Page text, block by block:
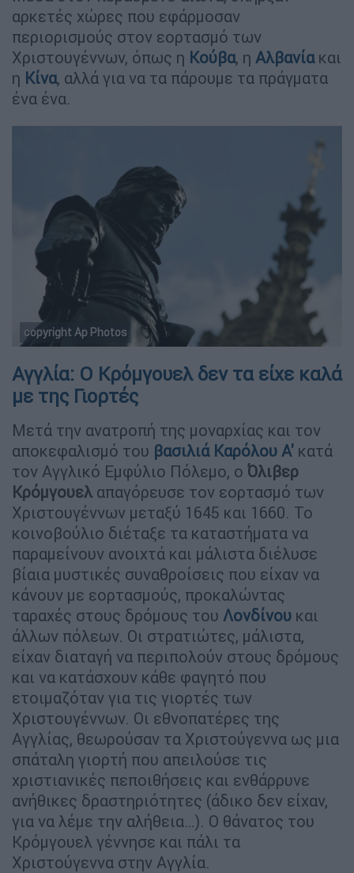
αρκετές χώρες που εφάρμοσαν
περιορισμούς στον εορτασμό των
Χριστουγέννων, όπως η Κούβα, η Αλβανία και
η Κίνα, αλλά για να τα πάρουμε τα πράγματα
ένα ένα.
copyright Ap Photos
Αγγλία: Ο Κρόμγουελ δεν τα είχε καλά
με της Γιορτές
Μετά την ανατροπή της μοναρχίας και τον
αποκεφαλισμό του βασιλιά Καρόλου Α' κατά
τον Αγγλικό Εμφύλιο Πόλεμο, ο Όλιβερ
Κρόμγουελ απαγόρευσε τον εορτασμό των
Χριστουγέννων μεταξύ 1645 και 1660. Το
κοινοβούλιο διέταξε τα καταστήματα να
παραμείνουν ανοιχτά και μάλιστα διέλυσε
βίαια μυστικές συναθροίσεις που είχαν να
κάνουν με εορτασμούς, προκαλώντας
ταραχές στους δρόμους του Λονδίνου και
άλλων πόλεων. Οι στρατιώτες, μάλιστα,
είχαν διαταγή να περιπολούν στους δρόμους
και να κατάσχουν κάθε φαγητό που
ετοιμαζόταν για τις γιορτές των
Χριστουγέννων. Οι εθνοπατέρες της
Αγγλίας, θεωρούσαν τα Χριστούγεννα ως μια
σπάταλη γιορτή που απειλούσε τις
χριστιανικές πεποιθήσεις και ενθάρρυνε
ανήθικες δραστηριότητες (άδικο δεν είχαν,
για να λέμε την αλήθεια…). Ο θάνατος του
Κρόμγουελ γέννησε και πάλι τα
Χριστούγεννα στην Αγγλία.